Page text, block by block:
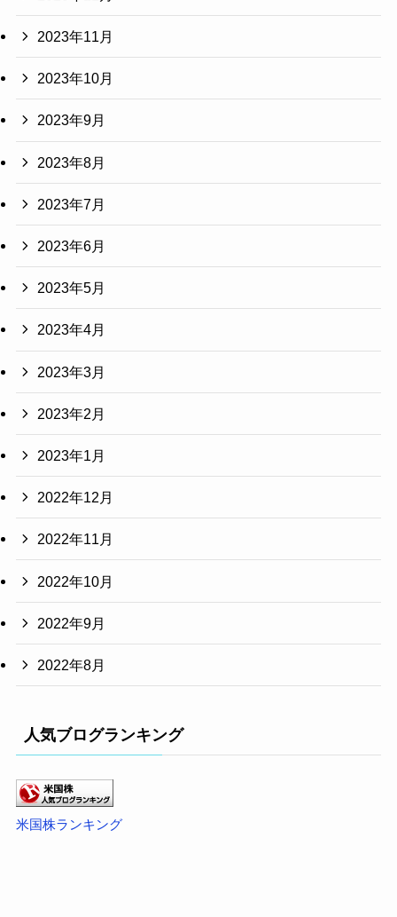
2023年11月
2023年10月
2023年9月
2023年8月
2023年7月
2023年6月
2023年5月
2023年4月
2023年3月
2023年2月
2023年1月
2022年12月
2022年11月
2022年10月
2022年9月
2022年8月
人気ブログランキング
米国株ランキング